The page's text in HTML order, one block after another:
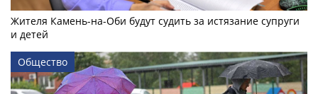
Жителя Камень-на-Оби будут судить за истязание супруги
и детей
Общество